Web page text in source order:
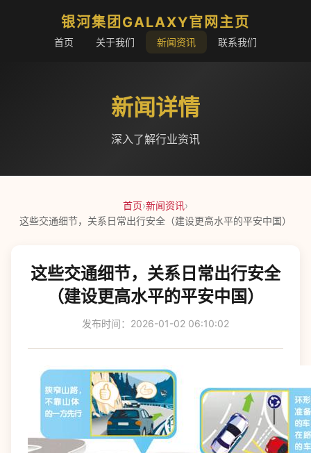
银河集团GALAXY官网主页
首页 关于我们 新闻资讯 联系我们
新闻详情
深入了解行业资讯
首页›新闻资讯›
这些交通细节，关系日常出行安全（建设更高水平的平安中国）
这些交通细节，关系日常出行安全
（建设更高水平的平安中国）
发布时间：2026-01-02 06:10:02